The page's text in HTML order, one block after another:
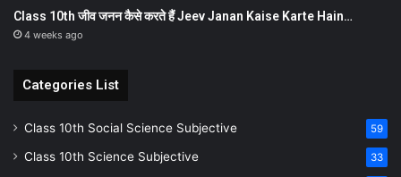
Class 10th जीव जनन कैसे करते हैं Jeev Janan Kaise Karte Hain…
4 weeks ago
Categories List
Class 10th Social Science Subjective 59
Class 10th Science Subjective 33